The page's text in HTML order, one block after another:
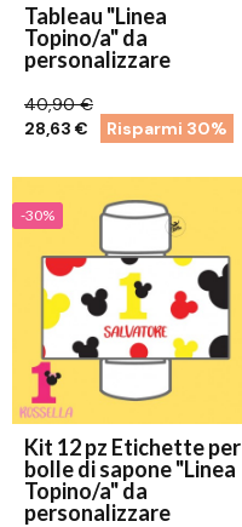
Tableau "Linea
Topino/a" da
personalizzare
40,90 €
28,63 €
Risparmi 30%
-30%
Kit 12 pz Etichette per
bolle di sapone "Linea
Topino/a" da
personalizzare